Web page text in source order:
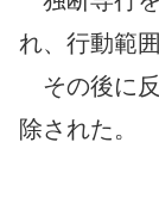
れ、行動範
その後に
除された。